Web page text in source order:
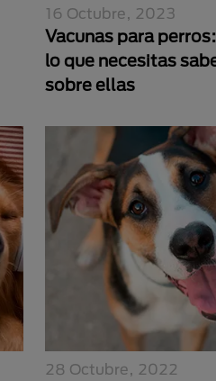
16 Octubre, 2023
Vacunas para
lo que necesitas
sobre ellas
28 Octubre, 2022